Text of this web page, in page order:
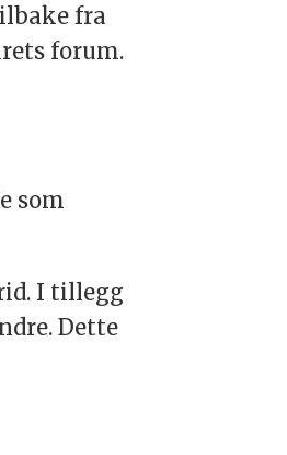
fra
forum.
som
I tillegg
Dette